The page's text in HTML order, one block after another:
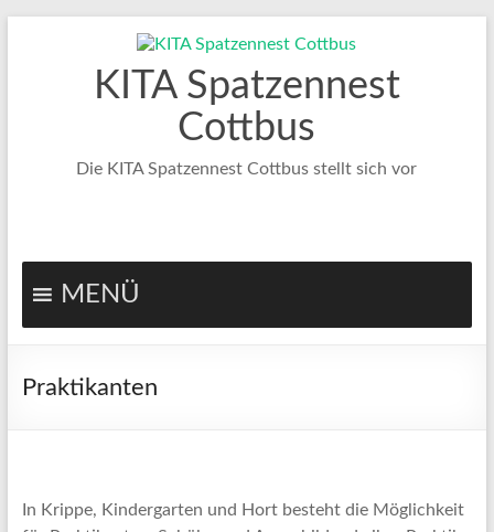
KITA Spatzennest
Cottbus
Die KITA Spatzennest Cottbus stellt sich vor
MENÜ
Praktikanten
In Krippe, Kindergarten und Hort besteht die Möglichkeit